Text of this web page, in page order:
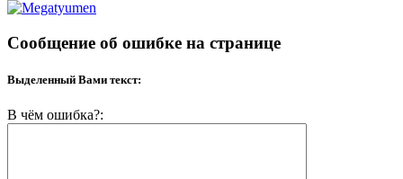
Сообщение об ошибке на странице
Выделенный Вами текст:
В чём ошибка?: